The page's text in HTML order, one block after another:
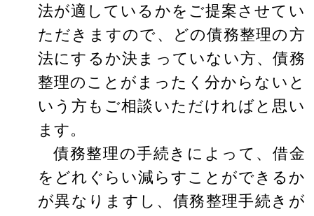
法が適しているかをご提案させてい
ただきますので、どの債務整理の方
法にするか決まっていない方、債務
整理のことがまったく分からないと
いう方もご相談いただければと思い
ます。
債務整理の手続きによって、借金
をどれぐらい減らすことができるか
が異なりますし、債務整理手続きが